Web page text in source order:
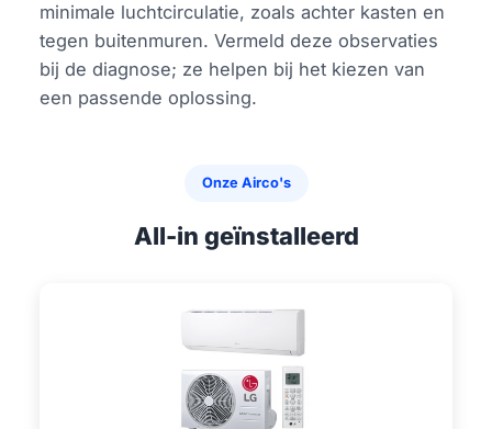
minimale luchtcirculatie, zoals achter kasten en
tegen buitenmuren. Vermeld deze observaties
bij de diagnose; ze helpen bij het kiezen van
een passende oplossing.
Onze Airco's
All-in geïnstalleerd